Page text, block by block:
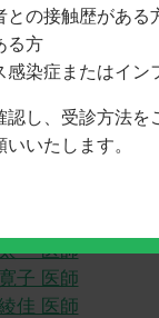
耳鼻咽喉科・めまい
ご案内
鼻咽喉科・めま
一 医師
子 医師
佳 医師
との接触歴がある
る方
感染症またはイ
し、受診方法を
いたします。